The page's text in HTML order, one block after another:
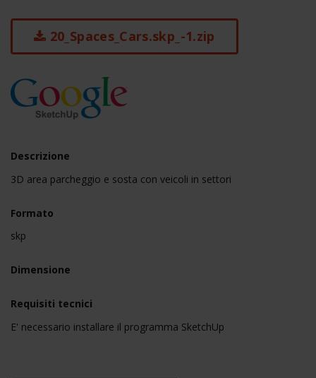
20_Spaces_Cars.skp_-1.zip
Descrizione
3D area parcheggio e sosta con veicoli in settori
Formato
skp
Dimensione
Requisiti tecnici
E' necessario installare il programma SketchUp